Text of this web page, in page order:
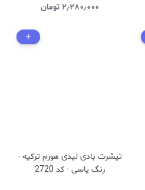
۲٫۲۸۰٫۰۰۰ تومان
تیشرت بادی لیدی هورم ترکیه -
رنگ یاسی - کد 2720